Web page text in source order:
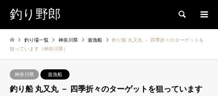
釣り野郎 検索
釣り場一覧 神奈川県 遊漁船
釣り船 丸又丸 － 四季折々のターゲットを
狙っています（神奈川県）
神奈川県 遊漁船
釣り船 丸又丸 － 四季折々のターゲットを狙っています